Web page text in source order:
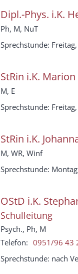
Dipl.-Phys. i.K.
Ph, M, NuT
Sprechstunde:
StRin i.K. Marion
M, E
Sprechstunde:
StRin i.K.
M, WR, Winf
Sprechstunde:
OStD i.K.
Schulleitung
Psych., Ph, M
Telefon: 0951/96 43
Sprechstunde: nach